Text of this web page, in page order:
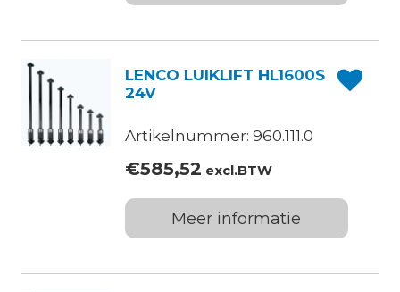
LENCO LUIKLIFT HL1600S
24V
Artikelnummer: 960.111.0
€585,52 excl.BTW
Meer informatie